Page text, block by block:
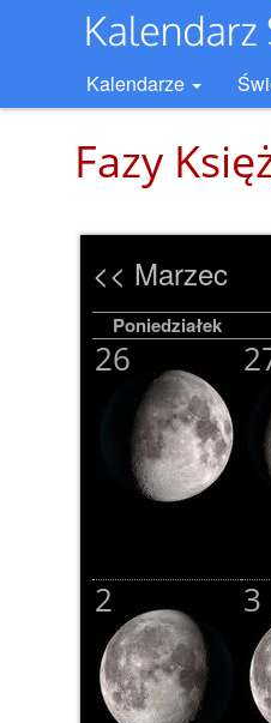
Kalendarze
Fazy
<< Marzec
Poniedziałek
26
2 3